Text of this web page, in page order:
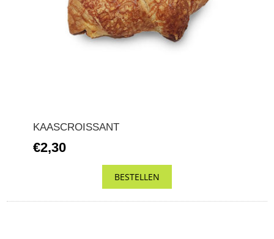
KAASCROISSANT
€2,30